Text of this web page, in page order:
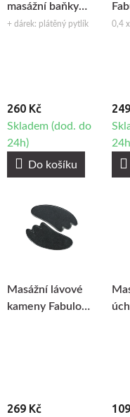
masážní baňky
Fabulo sada -
+ dárek: plátěný pytlík
260 Kč
Skladem (dod. do
24h)
Do košíku
0,4
Masážní lávové
kameny Fabulo
269 Kč